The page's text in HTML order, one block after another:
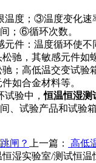
度；③温度变化速
；⑥循环次数。
元件：温度循环使
驰，其敏感元件如
；高低温交变试验
如合金材料等。
试验中，恒温恒湿测
、试验产品和试验
闸？ 上一篇：
高低
湿实验室/测试恒温